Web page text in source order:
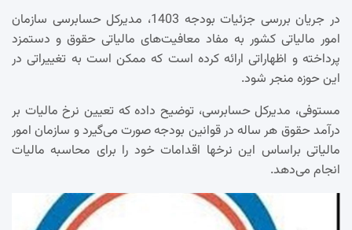
در جریان بررسی جزئیات بودجه 1403، مدیرکل حسابرسی سازمان
امور مالیاتی کشور به مفاد معافیت‌های مالیاتی حقوق و دستمزد
پرداخته و اظهاراتی ارائه کرده است که ممکن است به تغییراتی در
این حوزه منجر شود.
مستوفی، مدیرکل حسابرسی، توضیح داده که تعیین نرخ مالیات بر
درآمد حقوق هر ساله در قوانین بودجه صورت می‌گیرد و سازمان امور
مالیاتی براساس این نرخها اقدامات خود را برای محاسبه مالیات
انجام می‌دهد.